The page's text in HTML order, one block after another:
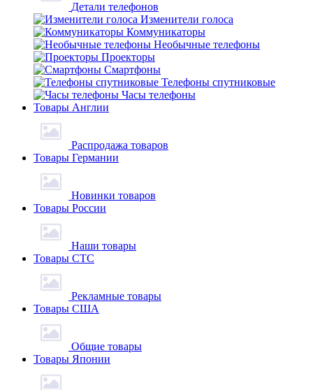
Детали телефонов
Изменители голоса
Коммуникаторы
Необычные телефоны
Проекторы
Смартфоны
Телефоны спутниковые
Часы телефоны
Товары Англии
Распродажа товаров
Товары Германии
Новинки товаров
Товары России
Наши товары
Товары СТС
Рекламные товары
Товары США
Общие товары
Товары Японии